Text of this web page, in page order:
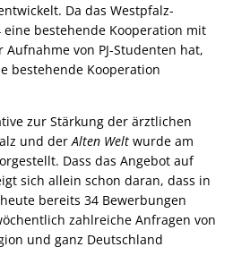
Da das Westpfalz-
bestehende Kooperation mit
von PJ-Studenten hat,
bestehende Kooperation
zur Stärkung der ärztlichen
und der Alten Welt wurde am
Dass das Angebot auf
sich allein schon daran, dass in
bereits 34 Bewerbungen
zahlreiche Anfragen von
und ganz Deutschland